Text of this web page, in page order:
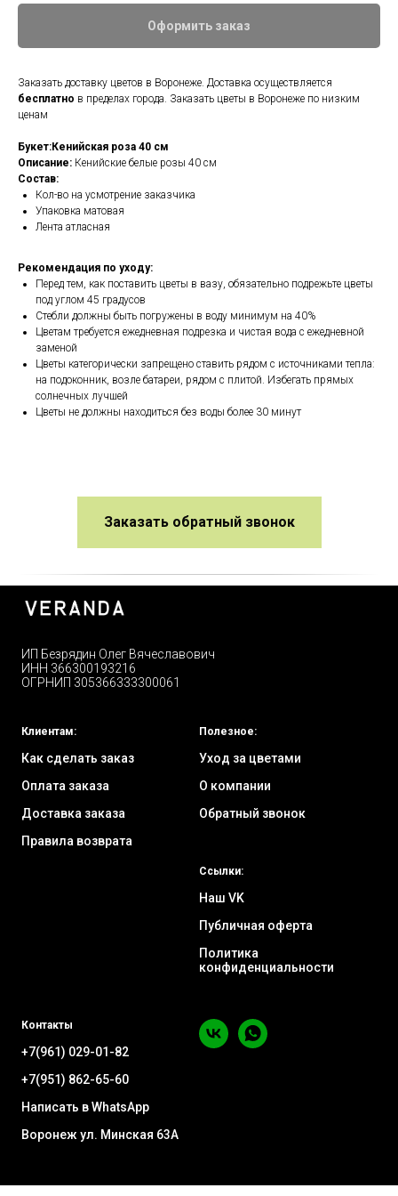
Оформить заказ
Заказать доставку цветов в Воронеже. Доставка осуществляется
бесплатно в пределах города. Заказать цветы в Воронеже по низким
ценам
Букет:Кенийская роза 40 см
Описание: Кенийские белые розы 40 см
Состав:
Кол-во на усмотрение заказчика
Упаковка матовая
Лента атласная
Рекомендация по уходу:
Перед тем, как поставить цветы в вазу, обязательно подрежьте цветы
под углом 45 градусов
Стебли должны быть погружены в воду минимум на 40%
Цветам требуется ежедневная подрезка и чистая вода с ежедневной
заменой
Цветы категорически запрещено ставить рядом с источниками тепла:
на подоконник, возле батареи, рядом с плитой. Избегать прямых
солнечных лучшей
Цветы не должны находиться без воды более 30 минут
Заказать обратный звонок
ИП Безрядин Олег Вячеславович
ИНН 366300193216
ОГРНИП 305366333300061
Клиентам:
Как сделать заказ
Оплата заказа
Доставка заказа
Правила возврата
Полезное:
Уход за цветами
О компании
Обратный звонок
Ссылки:
Наш VK
Публичная оферта
Политика
конфиденциальности
Контакты
+7(961) 029-01-82
+7(951) 862-65-60
Написать в WhatsApp
Воронеж ул. Минская 63А